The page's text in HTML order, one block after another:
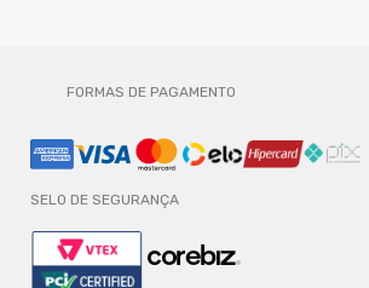
FORMAS DE PAGAMENTO
SELO DE SEGURANÇA